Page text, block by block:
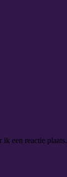
een reactie plaats.